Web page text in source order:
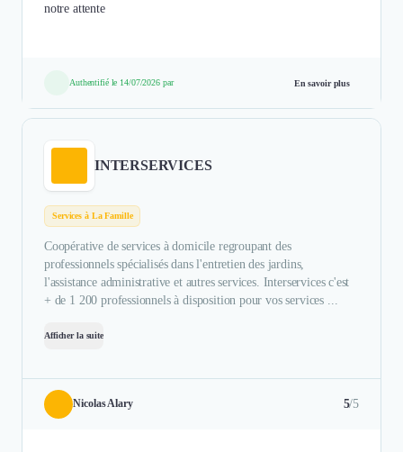
notre attente
Authentifié le 14/07/2026 par En savoir plus
INTERSERVICES
Services à La Famille
Coopérative de services à domicile regroupant des
professionnels spécialisés dans l'entretien des jardins,
l'assistance administrative et autres services. Interservices c'est
+ de 1 200 professionnels à disposition pour vos services ...
Afficher la suite
Nicolas Alary 5/5